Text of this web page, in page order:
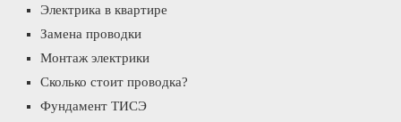
Электрика в квартире
Замена проводки
Монтаж электрики
Сколько стоит проводка?
Фундамент ТИСЭ